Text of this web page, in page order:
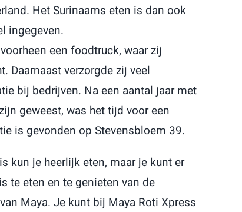
Het Surinaams eten is dan ook
ingegeven.
een foodtruck, waar zij
Daarnaast verzorgde zij veel
bij bedrijven. Na een aantal jaar met
geweest, was het tijd voor een
is gevonden op Stevensbloem 39.
kun je heerlijk eten, maar je kunt er
te eten en te genieten van de
Maya. Je kunt bij Maya Roti Xpress